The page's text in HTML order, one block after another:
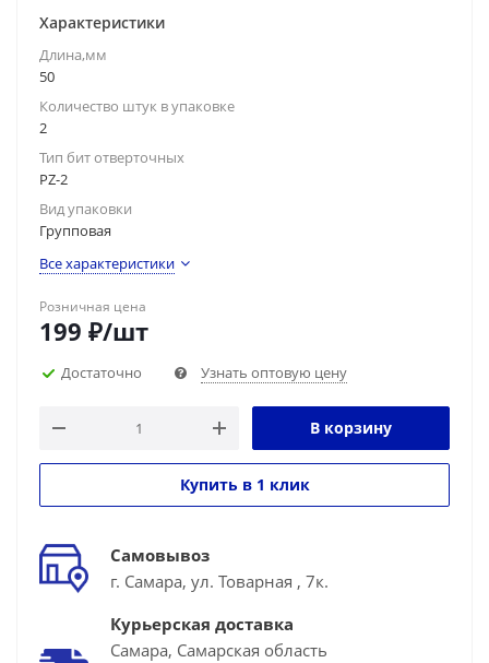
Характеристики
Длина,мм
50
Количество штук в упаковке
2
Тип бит отверточных
PZ-2
Вид упаковки
Групповая
Все характеристики
Розничная цена
199 ₽/шт
Достаточно Узнать оптовую цену
В корзину
Купить в 1 клик
Самовывоз
г. Самара, ул. Товарная , 7к.
Курьерская доставка
Самара, Самарская область